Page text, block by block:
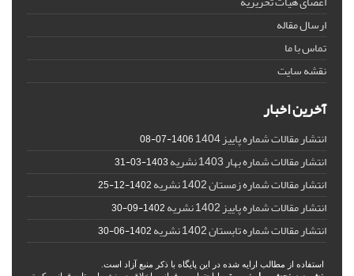
ارسال مقاله
تماس با ما
نقشه سایت
آخرین اخبار
انتشار مقالات شماره پاییز 1404 1406-07-08
انتشار مقالات شماره بهار 1403 نشریه 1403-03-31
انتشار مقالات شماره زمستان 1402 نشریه 1402-12-25
انتشار مقالات شماره پاییز 1402 نشریه 1402-09-30
انتشار مقالات شماره تابستان 1402 نشریه 1402-06-30
استفاده از مطالب ارایه شده در این پایگاه با ذکر منبع آزاد است.